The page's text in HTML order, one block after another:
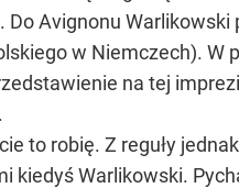
Avignonu Warlikowski
w Niemczech). W
na tej
to robię. Z reguły
kiedyś Warlikowski.